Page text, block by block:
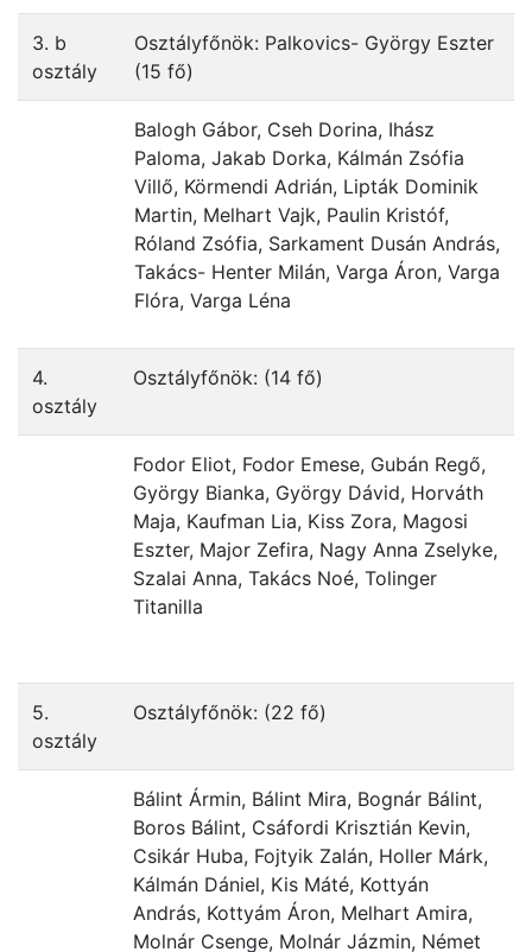
3. b
osztály
Osztályfőnök: Palkovics- György Eszter
(15 fő)
Balogh Gábor, Cseh Dorina, Ihász
Paloma, Jakab Dorka, Kálmán Zsófia
Villő, Körmendi Adrián, Lipták Dominik
Martin, Melhart Vajk, Paulin Kristóf,
Róland Zsófia, Sarkament Dusán András,
Takács- Henter Milán, Varga Áron, Varga
Flóra, Varga Léna
4.
osztály
Osztályfőnök: (14 fő)
Fodor Eliot, Fodor Emese, Gubán Regő,
György Bianka, György Dávid, Horváth
Maja, Kaufman Lia, Kiss Zora, Magosi
Eszter, Major Zefira, Nagy Anna Zselyke,
Szalai Anna, Takács Noé, Tolinger
Titanilla
5.
osztály
Osztályfőnök: (22 fő)
Bálint Ármin, Bálint Mira, Bognár Bálint,
Boros Bálint, Csáfordi Krisztián Kevin,
Csikár Huba, Fojtyik Zalán, Holler Márk,
Kálmán Dániel, Kis Máté, Kottyán
András, Kottyám Áron, Melhart Amira,
Molnár Csenge, Molnár Jázmin, Német